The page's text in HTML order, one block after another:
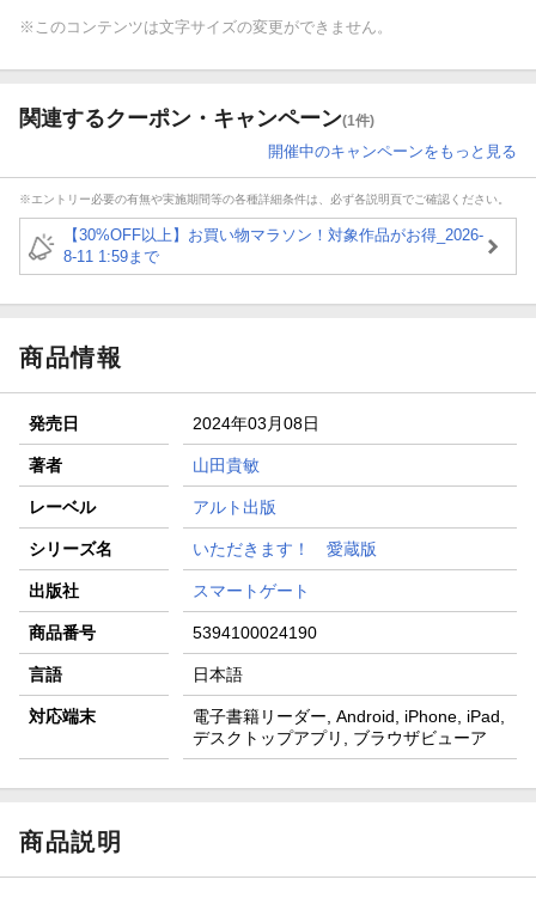
※このコンテンツは文字サイズの変更ができません。
関連するクーポン・キャンペーン(1件)
開催中のキャンペーンをもっと見る
※エントリー必要の有無や実施期間等の各種詳細条件は、必ず各説明頁でご確認ください。
【30%OFF以上】お買い物マラソン！対象作品がお得_2026-
8-11 1:59まで
商品情報
発売日 2024年03月08日
著者 山田貴敏
レーベル アルト出版
シリーズ名 いただきます！ 愛蔵版
出版社 スマートゲート
商品番号 5394100024190
言語 日本語
対応端末
電子書籍リーダー, Android, iPhone, iPad,
デスクトップアプリ, ブラウザビューア
商品説明